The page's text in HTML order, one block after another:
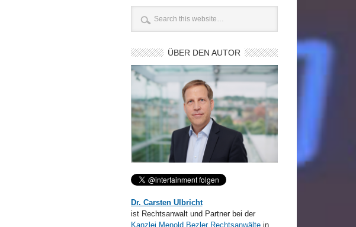
ÜBER DEN AUTOR
Dr. Carsten Ulbricht
ist Rechtsanwalt und Partner bei der
Kanzlei Menold Bezler Rechtsanwältein